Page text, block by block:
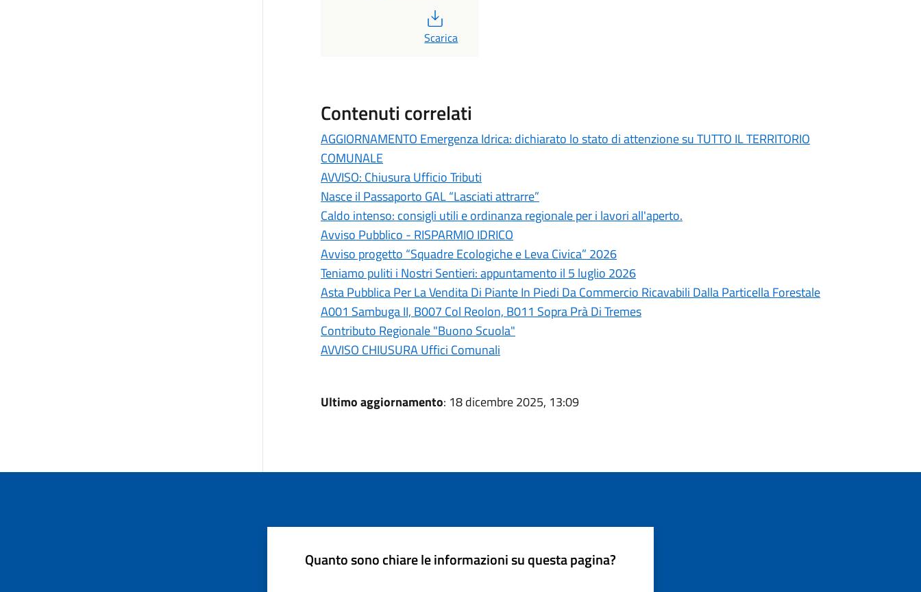
PDF
Scarica
Contenuti correlati
AGGIORNAMENTO Emergenza Idrica: dichiarato lo stato di attenzione su TUTTO IL TERRITORIO
COMUNALE
AVVISO: Chiusura Ufficio Tributi
Nasce il Passaporto GAL “Lasciati attrarre”
Caldo intenso: consigli utili e ordinanza regionale per i lavori all'aperto.
Avviso Pubblico - RISPARMIO IDRICO
Avviso progetto “Squadre Ecologiche e Leva Civica” 2026
Teniamo puliti i Nostri Sentieri: appuntamento il 5 luglio 2026
Asta Pubblica Per La Vendita Di Piante In Piedi Da Commercio Ricavabili Dalla Particella Forestale
A001 Sambuga II, B007 Col Reolon, B011 Sopra Prà Di Tremes
Contributo Regionale "Buono Scuola"
AVVISO CHIUSURA Uffici Comunali
Ultimo aggiornamento: 18 dicembre 2025, 13:09
Quanto sono chiare le informazioni su questa pagina?